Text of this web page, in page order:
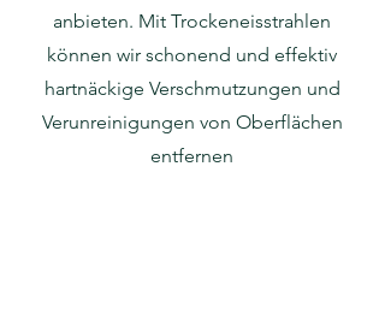
anbieten. Mit Trockeneisstrahlen
können wir schonend und effektiv
hartnäckige Verschmutzungen und
Verunreinigungen von Oberflächen
entfernen